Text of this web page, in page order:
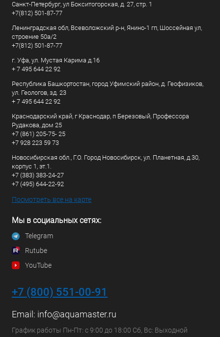
Санкт-Петербург, ул Бокситогорская, д. 27, стр. 1
+7(812) 501-87-77
Ленинградская обл, Всеволожский р-н, Янино-1 гп, Шоссейная ул,
строение 50а/2
+7(812) 501-87-77
г. Уфа, ул. Мустая Карима д.16
+ 7 495 644 22 92
Республика Башкортостан, город Уфимский район, д. Геофизиков,
ул. Геологов, зд. 23
+ 7 495 644 22 92
Краснодарский край, г Краснодар, п Березовый, Профессора
Рудакова, дом 25
+7 (861) 205-75- 25
+7 928 223 59 73
Новосибирская обл., Г.О. Город Новосибирск, ул. Планетная, д.30,
корпус 1, эт.1.
+7 (383) 383-24-27
+7 (495) 644-22-92
Посмотреть все на карте
Мы в социальных сетях:
Telegram
Rutube
YouTube
+7 (800) 551-00-91
Email: info@aquamaster.ru
График работы Пн-Пт: с 9:00 до 18:00 Сб, Вс: Выходной